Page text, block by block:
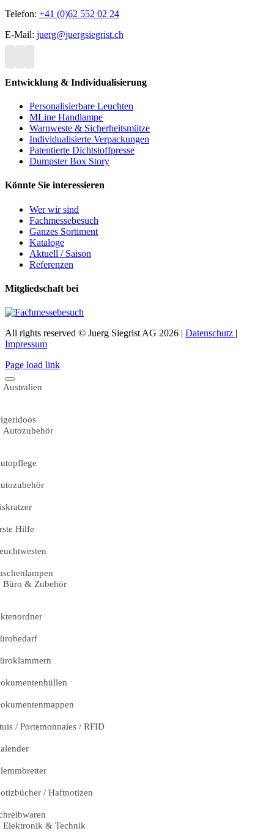
Telefon: +41 (0)62 552 02 24
E-Mail: juerg@juergsiegrist.ch
Entwicklung & Individualisierung
Personalisierbare Leuchten
MLine Handlampe
Warnweste & Sicherheitsmütze
Individualisierte Verpackungen
Patentierte Dichtstoffpresse
Dumpster Box Story
Könnte Sie interessieren
Wer wir sind
Fachmessebesuch
Ganzes Sortiment
Kataloge
Aktuell / Saison
Referenzen
Mitgliedschaft bei
All rights reserved © Juerg Siegrist AG 2026 | Datenschutz |
Impressum
Page load link
Australien
Autozubehör
Hilfe
Büro & Zubehör
/ Portemonnaies / RFID
/ Haftnotizen
Elektronik & Technik